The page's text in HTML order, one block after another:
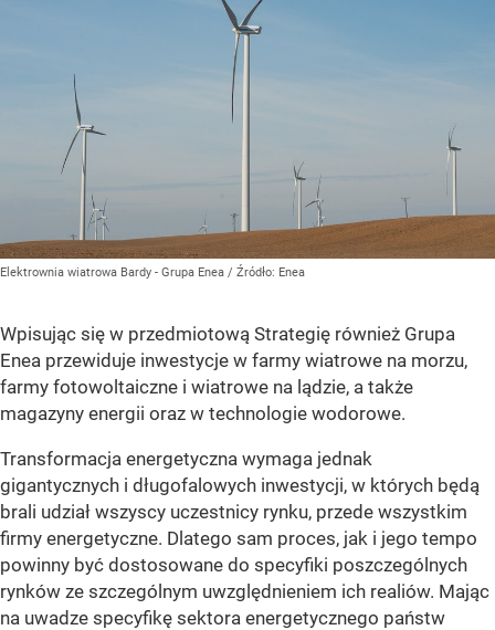
Elektrownia wiatrowa Bardy - Grupa Enea / Źródło: Enea
Wpisując się w przedmiotową Strategię również Grupa
Enea przewiduje inwestycje w farmy wiatrowe na morzu,
farmy fotowoltaiczne i wiatrowe na lądzie, a także
magazyny energii oraz w technologie wodorowe.
Transformacja energetyczna wymaga jednak
gigantycznych i długofalowych inwestycji, w których będą
brali udział wszyscy uczestnicy rynku, przede wszystkim
firmy energetyczne. Dlatego sam proces, jak i jego tempo
powinny być dostosowane do specyfiki poszczególnych
rynków ze szczególnym uwzględnieniem ich realiów. Mając
na uwadze specyfikę sektora energetycznego państw